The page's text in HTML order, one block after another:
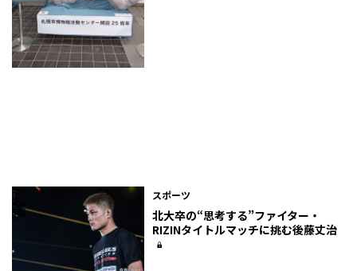
スポーツ
北大卒の“思考する”ファイター・
RIZINタイトルマッチに挑む後藤丈治